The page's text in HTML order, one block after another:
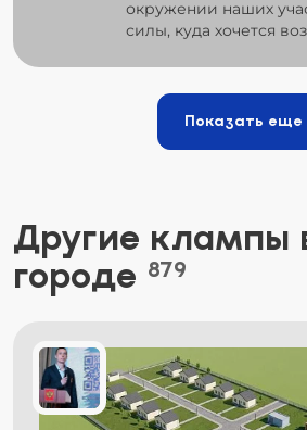
окружении наших
силы, куда хочется
Показать еще
Другие клампы
городе 879